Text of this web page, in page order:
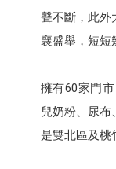
聲不斷，此外
襄盛舉，短短
擁有60家門
兒奶粉、尿布
是雙北區及桃